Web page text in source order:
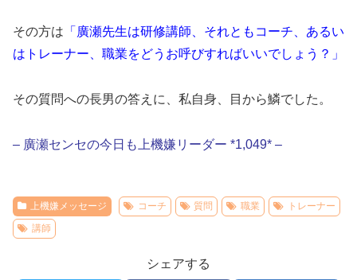
その方は 「廣瀬先生は研修講師、それともコーチ、あるい
はトレーナー、職業をどうお呼びすればいいでしょう？」
その質問への長男の答えに、私自身、目から鱗でした。
– 廣瀬センセの今日も上機嫌リーダー *1,049* –
上機嫌メッセージ コーチ 質問 職業
トレーナー
講師
シェアする